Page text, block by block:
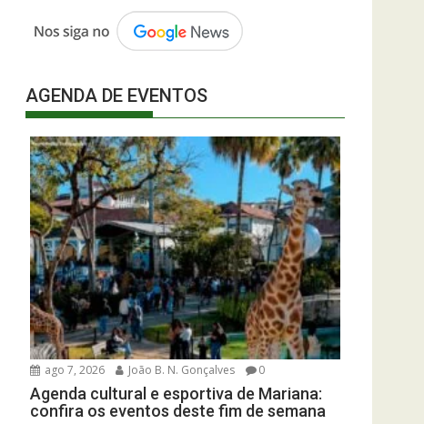
AGENDA DE EVENTOS
ago 7, 2026 João B. N. Gonçalves 0
Agenda cultural e esportiva de Mariana:
confira os eventos deste fim de semana